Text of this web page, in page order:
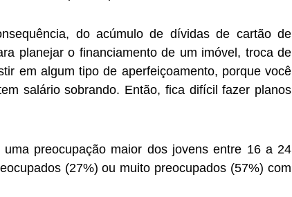
do acúmulo de dívidas de cartão de
planejar o financiamento de um imóvel, troca de
em algum tipo de aperfeiçoamento, porque você
salário sobrando. Então, fica difícil fazer planos
uma preocupação maior dos jovens entre 16 a 24
(27%) ou muito preocupados (57%) com